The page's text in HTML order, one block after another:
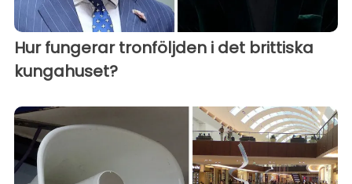
Hur fungerar tronföljden i det brittiska
kungahuset?